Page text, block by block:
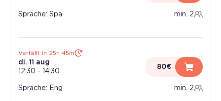
Sprache: Spa min. 2
Verfällt in 25h 45m
di. 11 aug
12:30 - 14:30
80€
Sprache: Eng min. 2